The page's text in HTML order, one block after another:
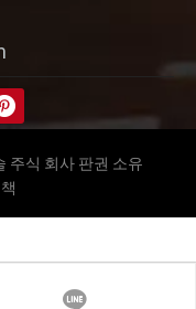
주식 회사 판권 소유